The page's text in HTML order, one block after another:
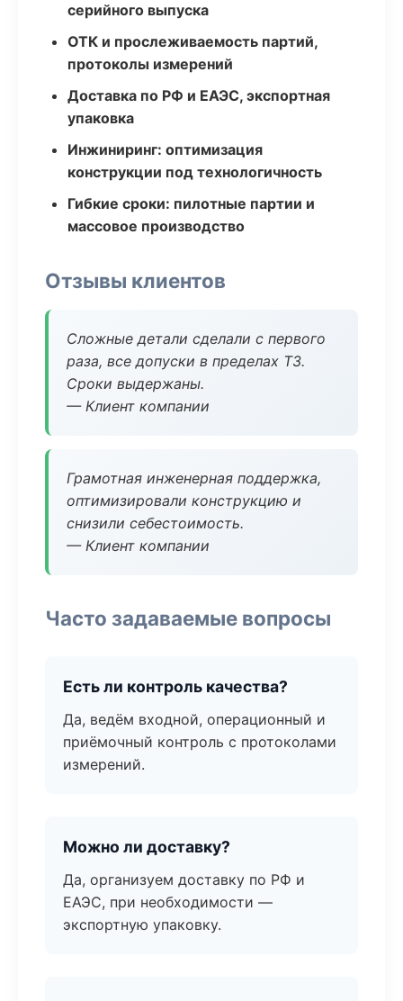
серийного выпуска
ОТК и прослеживаемость партий,
протоколы измерений
Доставка по РФ и ЕАЭС, экспортная
упаковка
Инжиниринг: оптимизация
конструкции под технологичность
Гибкие сроки: пилотные партии и
массовое производство
Отзывы клиентов
Сложные детали сделали с первого
раза, все допуски в пределах ТЗ.
Сроки выдержаны.
— Клиент компании
Грамотная инженерная поддержка,
оптимизировали конструкцию и
снизили себестоимость.
— Клиент компании
Часто задаваемые вопросы
Есть ли контроль качества?
Да, ведём входной, операционный и
приёмочный контроль с протоколами
измерений.
Можно ли доставку?
Да, организуем доставку по РФ и
ЕАЭС, при необходимости —
экспортную упаковку.